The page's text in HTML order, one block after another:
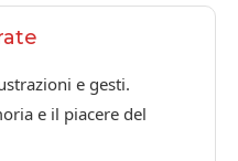
e gesti.
e il piacere del